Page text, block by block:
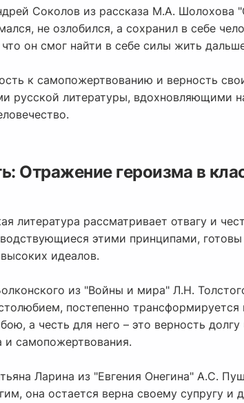
Соколов из рассказа М.А. Шолохова
не озлобился, а сохранил в себе
он смог найти в себе силы жить
к самопожертвованию и верность
русской литературы, вдохновляющими
Отражение героизма в
литература рассматривает отвагу и
этими принципами,
идеалов.
из "Войны и мира" Л.Н.
постепенно
а честь для него – это верность
самопожертвования.
Ларина из "Евгения Онегина" А.С.
она остается верна своему супругу и